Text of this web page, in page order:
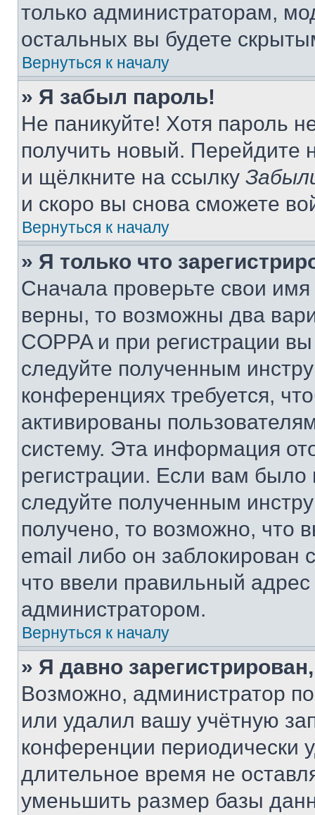
только администраторам,
остальных вы будете
Вернуться к началу
» Я забыл пароль!
Не паникуйте! Хотя пароль
получить новый. Перейдите
и щёлкните на ссылку
и скоро вы снова сможете
Вернуться к началу
» Я только что
Сначала проверьте свои
верны, то возможны два
COPPA и при регистрации
следуйте полученным
конференциях требуется,
активированы
систему. Эта информация
регистрации. Если вам
следуйте полученным
получено, то возможно, что
email либо он
что ввели правильный адрес
администратором.
Вернуться к началу
» Я давно
Возможно, администратор
или удалил вашу учётную
конференции периодически
длительное время не
уменьшить размер базы